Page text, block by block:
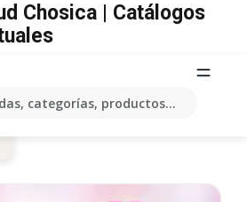
categorías, productos...
Chosica | Catálogos